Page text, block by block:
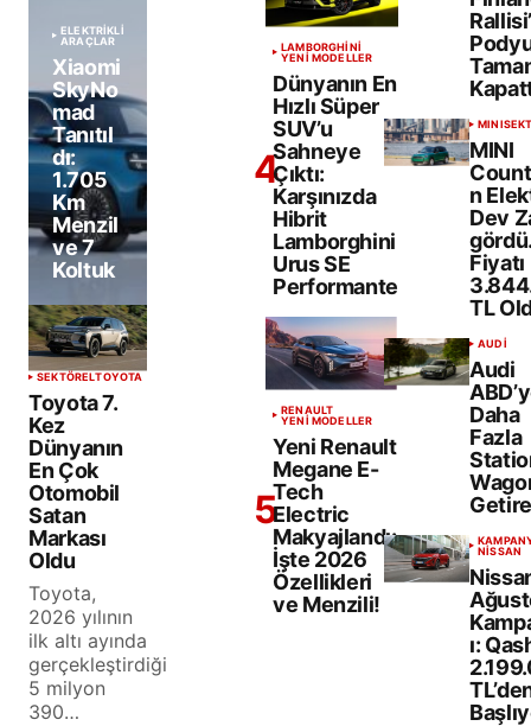
LAMBORGHINI
YENİ MODELLER
Dünyanın En
Hızlı Süper
SUV’u
Sahneye
Çıktı:
Karşınızda
Hibrit
Lamborghini
Urus SE
Performante
RENAULT
YENİ MODELLER
Yeni Renault
Megane E-
Tech
Electric
Makyajlandı:
İşte 2026
Özellikleri
ve Menzili!
ELEKTRİKLİ
ARAÇLAR
Xiaomi
SkyNo
mad
Tanıtıl
dı:
1.705
Km
Menzil
ve 7
Koltuk
SEKTÖRELTOYOTA
Toyota 7.
Kez
Dünyanın
En Çok
Otomobil
Satan
Markası
Oldu
Toyota,
2026 yılının
ilk altı ayında
gerçekleştirdiği
5 milyon
390…
MINI
MINI
n
Dev
gördü.
Fiyatı
TL
AUDI
Audi
Daha
Fazla
NISSAN
ı: